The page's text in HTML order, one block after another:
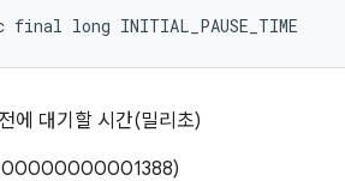
long INITIAL_PAUSE_TIME
에 대기할 시간(밀리초)